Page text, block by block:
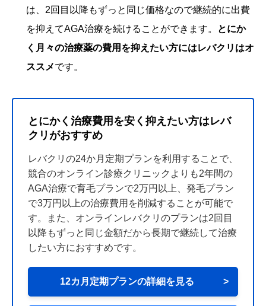
は、2回目以降もずっと同じ価格なので継続的に出費
を抑えてAGA治療を続けることができます。
とにか
く月々の治療薬の費用を抑えたい方にはレバクリはオ
ススメです。
とにかく治療費用を安く抑えたい方はレバ
クリがおすすめ
レバクリの24か月定期プランを利用することで、
競合のオンライン診療クリニックよりも2年間の
AGA治療で育毛プランで2万円以上、発毛プラン
で3万円以上の治療費用を削減することが可能で
す。また、オンラインレバクリのプランは2回目
以降もずっと同じ金額だから長期で継続して治療
したい方におすすめです。
12カ月定期プランの詳細を見る >